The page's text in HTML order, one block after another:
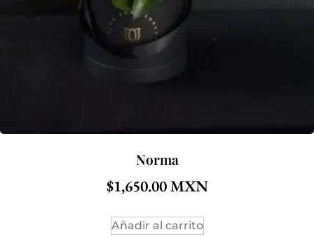
Norma
$1,650.00
Añadir al carrito